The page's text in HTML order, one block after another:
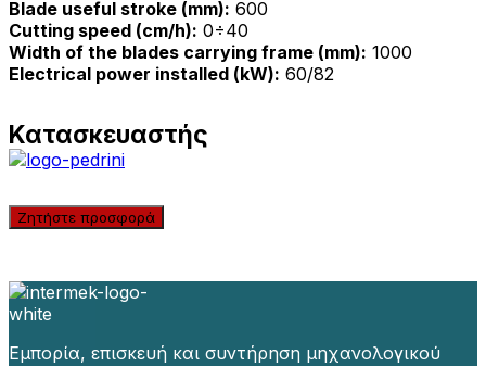
Blade useful stroke (mm): 600
Cutting speed (cm/h): 0÷40
Width of the blades carrying frame (mm): 1000
Electrical power installed (kW): 60/82
Κατασκευαστής
Ζητήστε προσφορά
Εμπορία, επισκευή και συντήρηση μηχανολογικού